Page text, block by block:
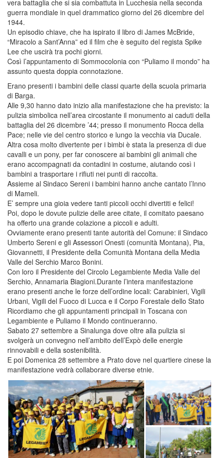
vera battaglia che si sia combattuta in Lucchesia nella seconda
guerra mondiale in quel drammatico giorno del 26 dicembre del
1944.
Un episodio chiave, che ha ispirato il libro di James McBride,
“Miracolo a Sant’Anna” ed il film che è seguito del regista Spike
Lee che uscirà tra pochi giorni.
Così l’appuntamento di Sommocolonia con “Puliamo il mondo” ha
assunto questa doppia connotazione.
Erano presenti i bambini delle classi quarte della scuola primaria
di Barga.
Alle 9,30 hanno dato inizio alla manifestazione che ha previsto: la
pulizia simbolica nell’area circostante il monumento ai caduti della
battaglia del 26 dicembre ’44; presso il monumento Rocca della
Pace; nelle vie del centro storico e lungo la vecchia via Ducale.
Altra cosa molto divertente per i bimbi è stata la presenza di due
cavalli e un pony, per far conoscere ai bambini gli animali che
erano accompagnati da contadini in costume, aiutando così i
bambini a trasportare i rifiuti nei punti di raccolta.
Assieme al Sindaco Sereni i bambini hanno anche cantato l’Inno
di Mameli.
E’ sempre una gioia vedere tanti piccoli occhi divertiti e felici!
Poi, dopo le dovute pulizie delle aree citate, il comitato paesano
ha offerto una grande colazione a piccoli e adulti.
Ovviamente erano presenti tante autorità del Comune: il Sindaco
Umberto Sereni e gli Assessori Onesti (comunità Montana), Pia,
Giovannetti, il Presidente della Comunità Montana della Media
Valle del Serchio Marco Bonini.
Con loro il Presidente del Circolo Legambiente Media Valle del
Serchio, Annamaria Biagioni.Durante l’intera manifestazione
erano presenti anche le forze dell’ordine locali: Carabinieri, Vigili
Urbani, Vigili del Fuoco di Lucca e il Corpo Forestale dello Stato
Ricordiamo che gli appuntamenti principali in Toscana con
Legambiente e Puliamo il Mondo continueranno.
Sabato 27 settembre a Sinalunga dove oltre alla pulizia si
svolgerà un convegno nell’ambito dell’Expò delle energie
rinnovabili e della sostenibilità.
E poi Domenica 28 settembre a Prato dove nel quartiere cinese la
manifestazione vedrà collaborare diverse etnie.